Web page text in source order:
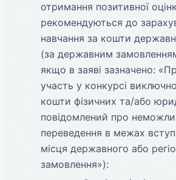
отримання позитивної
рекомендуються до
навчання за кошти
(за державним
якщо в заяві зазначено:
участь у конкурсі
кошти фізичних та/або
повідомлений про
переведення в межах
місця державного або
замовлення»):